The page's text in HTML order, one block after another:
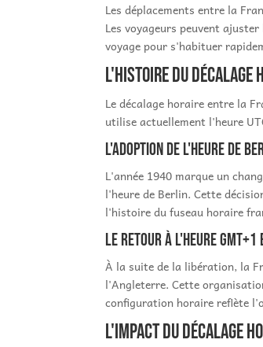
Les déplacements entre la
Les voyageurs peuvent
voyage pour s'habituer
L'histoire du
Le décalage horaire entre la
utilise actuellement l'heure
L'adoption de l'heure de
L'année 1940 marque un
l'heure de Berlin. Cette
l'histoire du fuseau horaire
Le retour à l'heure GMT+1
À la suite de la libération, la
l'Angleterre. Cette
configuration horaire reflète
L'impact du décalage